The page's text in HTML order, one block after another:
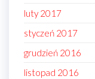
luty 2017
styczeń 2017
grudzień 2016
listopad 2016